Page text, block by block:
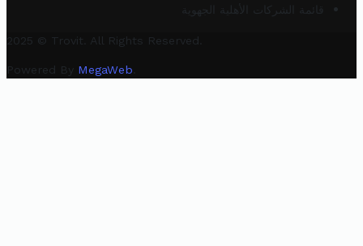
قائمة الشركات الأهلية الجهوية
2025 © Trovit. All Rights Reserved.
Powered By MegaWeb